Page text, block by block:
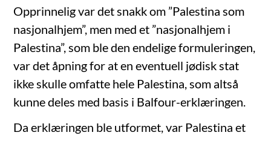
Opprinnelig var det snakk om ”Palestina som
nasjonalhjem”, men med et ”nasjonalhjem i
Palestina”, som ble den endelige formuleringen,
var det åpning for at en eventuell jødisk stat
ikke skulle omfatte hele Palestina, som altså
kunne deles med basis i Balfour-erklæringen.
Da erklæringen ble utformet, var Palestina et